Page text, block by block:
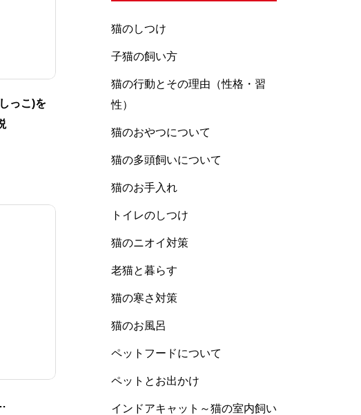
っこ)を
猫のしつけ
子猫の飼い方
猫の行動とその理由（性格・習
性）
猫のおやつについて
猫の多頭飼いについて
猫のお手入れ
トイレのしつけ
猫のニオイ対策
老猫と暮らす
猫の寒さ対策
猫のお風呂
ペットフードについて
ペットとお出かけ
インドアキャット～猫の室内飼い